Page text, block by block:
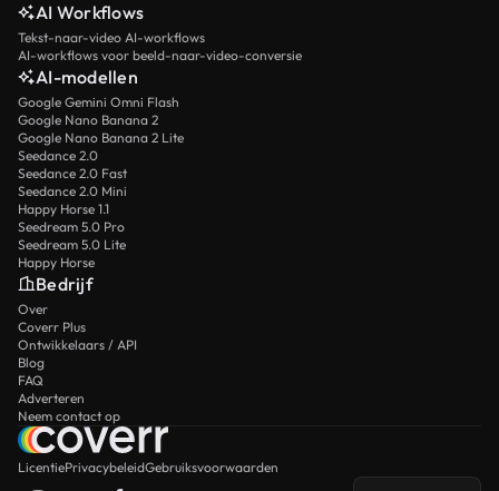
AI Workflows
Tekst-naar-video AI-workflows
AI-workflows voor beeld-naar-video-conversie
AI-modellen
Google Gemini Omni Flash
Google Nano Banana 2
Google Nano Banana 2 Lite
Seedance 2.0
Seedance 2.0 Fast
Seedance 2.0 Mini
Happy Horse 1.1
Seedream 5.0 Pro
Seedream 5.0 Lite
Happy Horse
Bedrijf
Over
Coverr Plus
Ontwikkelaars / API
Blog
FAQ
Adverteren
Neem contact op
LicentiePrivacybeleidGebruiksvoorwaarden